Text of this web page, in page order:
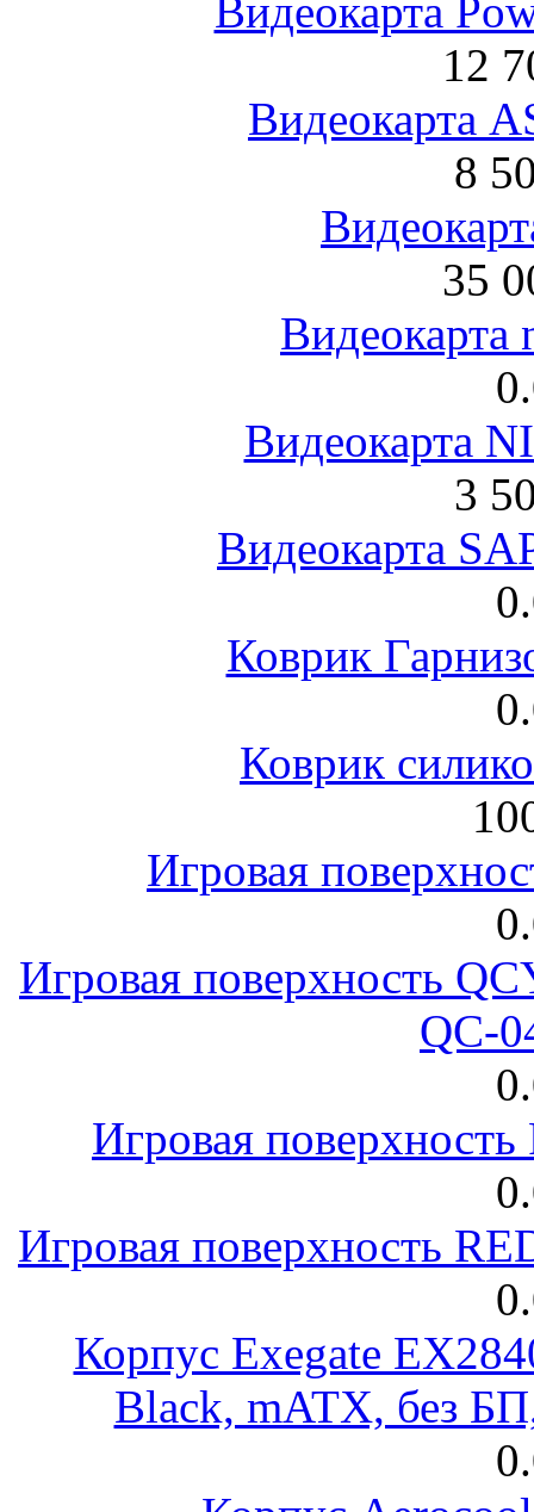
Видеокарта
12
Видеокарта
8
35
Видеокарта
Видеокарта
3
Видеокарта
Коврик
Коврик
Игровая
Игровая поверхность
QC-
Игровая
Игровая поверхность
Корпус Exegate
Black, mATX, без